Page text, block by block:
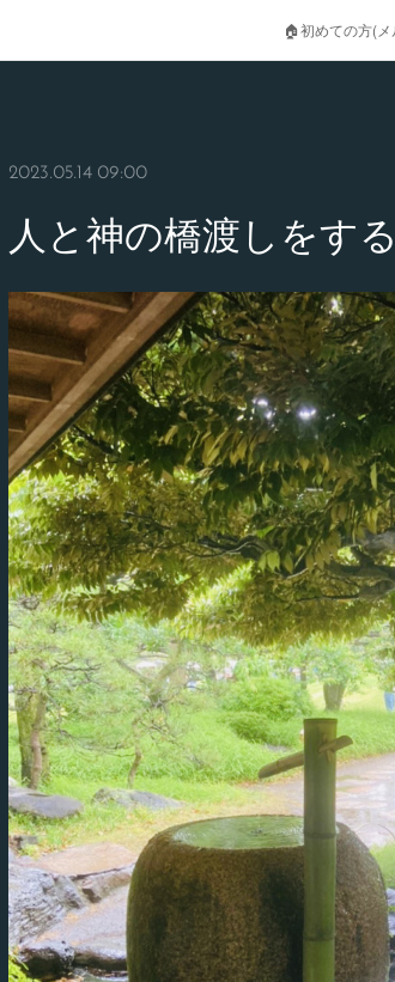
🏠初めての方(
2023.05.14 09:00
人と神の橋渡しをす